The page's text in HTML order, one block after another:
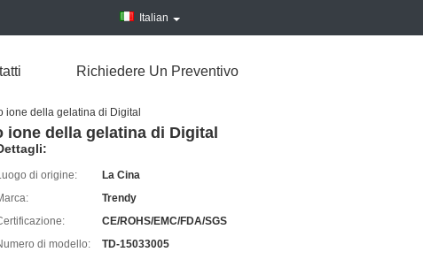
Italian
Richiedere Un Preventivo
ione della gelatina di Digital
della gelatina di Digital
di origine:
La Cina
Trendy
CE/ROHS/EMC/FDA/SGS
di modello:
TD-15033005